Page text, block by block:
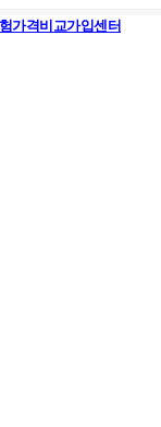
가격비교가입센터